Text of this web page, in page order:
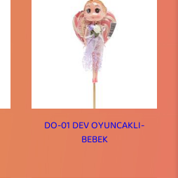
DO-01 DEV OYUNCAKLI-
BEBEK